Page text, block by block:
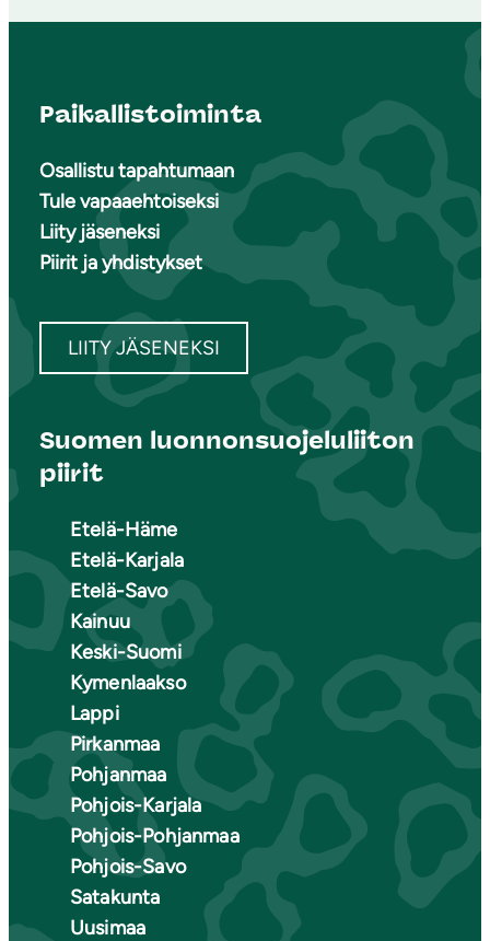
Paikallistoiminta
Osallistu tapahtumaan
Tule vapaaehtoiseksi
Liity jäseneksi
Piirit ja yhdistykset
LIITY JÄSENEKSI
Suomen luonnonsuojeluliiton
piirit
Etelä-Häme
Etelä-Karjala
Etelä-Savo
Kainuu
Keski-Suomi
Kymenlaakso
Lappi
Pirkanmaa
Pohjanmaa
Pohjois-Karjala
Pohjois-Pohjanmaa
Pohjois-Savo
Satakunta
Uusimaa